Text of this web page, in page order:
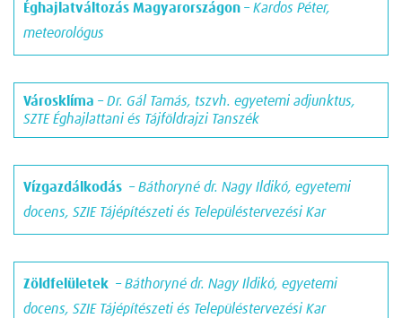
Éghajlatváltozás Magyarországon – Kardos Péter,
meteorológus
Városklíma – Dr. Gál Tamás, tszvh. egyetemi adjunktus,
SZTE Éghajlattani és Tájföldrajzi Tanszék
Vízgazdálkodás – Báthoryné dr. Nagy Ildikó, egyetemi
docens, SZIE Tájépítészeti és Településtervezési Kar
Zöldfelületek – Báthoryné dr. Nagy Ildikó, egyetemi
docens, SZIE Tájépítészeti és Településtervezési Kar